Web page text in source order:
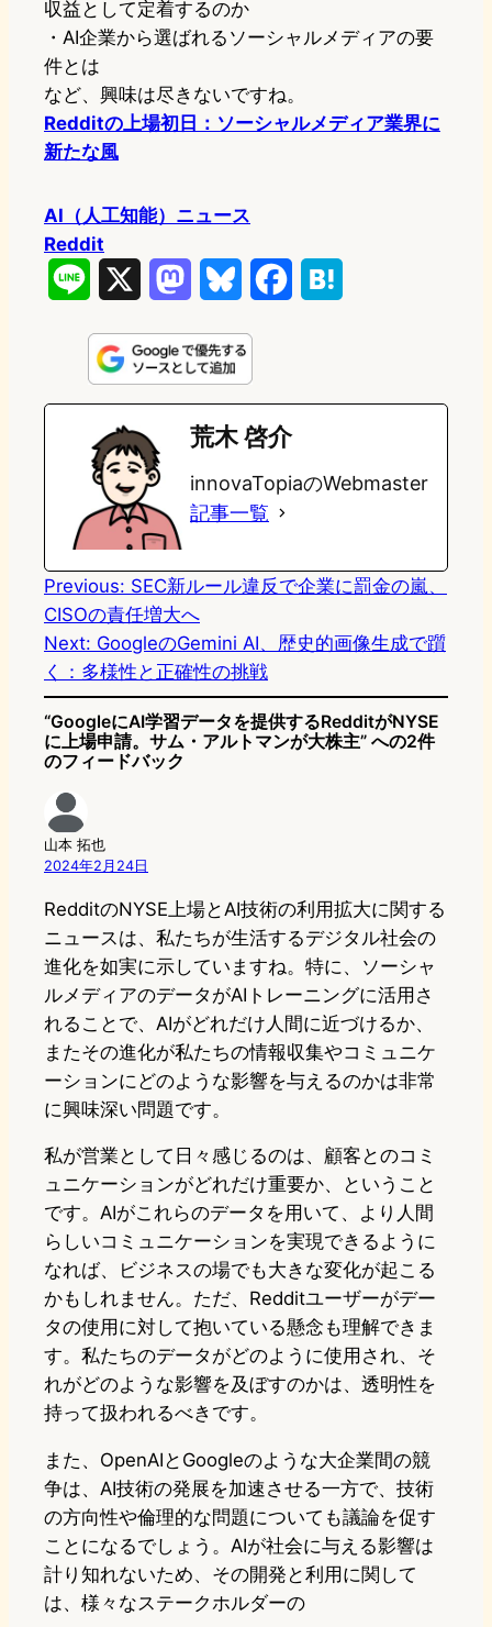
収益として定着するのか
・AI企業から選ばれるソーシャルメディアの要
件とは
など、興味は尽きないですね。
Redditの上場初日：ソーシャルメディア業界に
新たな風
AI（人工知能）ニュース
Reddit
n
e
s
t
o
d
o
n
u
e
s
k
e
o
k
e
a
荒木 啓介
innovaTopiaのWebmaster
記事一覧
Previous: SEC新ルール違反で企業に罰金の嵐、
CISOの責任増大へ
Next: GoogleのGemini AI、歴史的画像生成で躓
く：多様性と正確性の挑戦
“GoogleにAI学習データを提供するRedditがNYSE
に上場申請。サム・アルトマンが大株主” への2件
のフィードバック
山本 拓也
2024年2月24日
RedditのNYSE上場とAI技術の利用拡大に関する
ニュースは、私たちが生活するデジタル社会の
進化を如実に示していますね。特に、ソーシャ
ルメディアのデータがAIトレーニングに活用さ
れることで、AIがどれだけ人間に近づけるか、
またその進化が私たちの情報収集やコミュニケ
ーションにどのような影響を与えるのかは非常
に興味深い問題です。
私が営業として日々感じるのは、顧客とのコミ
ュニケーションがどれだけ重要か、ということ
です。AIがこれらのデータを用いて、より人間
らしいコミュニケーションを実現できるように
なれば、ビジネスの場でも大きな変化が起こる
かもしれません。ただ、Redditユーザーがデー
タの使用に対して抱いている懸念も理解できま
す。私たちのデータがどのように使用され、そ
れがどのような影響を及ぼすのかは、透明性を
持って扱われるべきです。
また、OpenAIとGoogleのような大企業間の競
争は、AI技術の発展を加速させる一方で、技術
の方向性や倫理的な問題についても議論を促す
ことになるでしょう。AIが社会に与える影響は
計り知れないため、その開発と利用に関して
は、様々なステークホルダーの